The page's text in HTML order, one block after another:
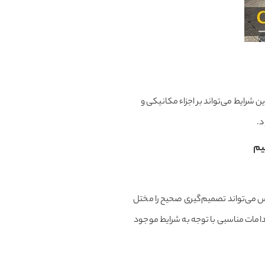
شرایط می‌تواند بر اجزاء مکانیکی و
می‌تواند تصمیم‌گیری صحیح را مختل
مناسبی با توجه به شرایط موجود